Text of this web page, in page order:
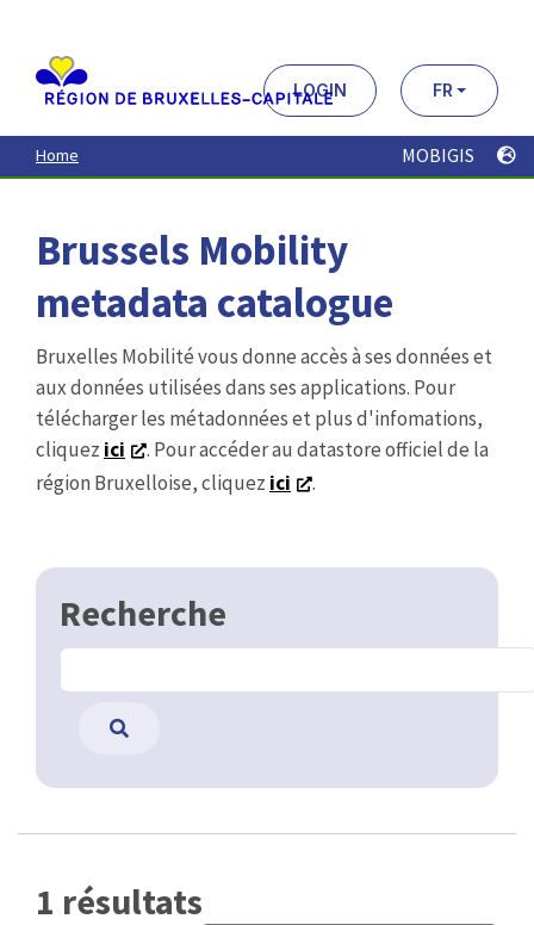
contenu
principal
LOGIN FR
Home MOBIGIS
Brussels Mobility
metadata catalogue
Bruxelles Mobilité vous donne accès à ses données et
aux données utilisées dans ses applications. Pour
télécharger les métadonnées et plus d'infomations,
cliquez ici
. Pour accéder au datastore officiel de la
région Bruxelloise, cliquez ici .
Recherche
1 résultats